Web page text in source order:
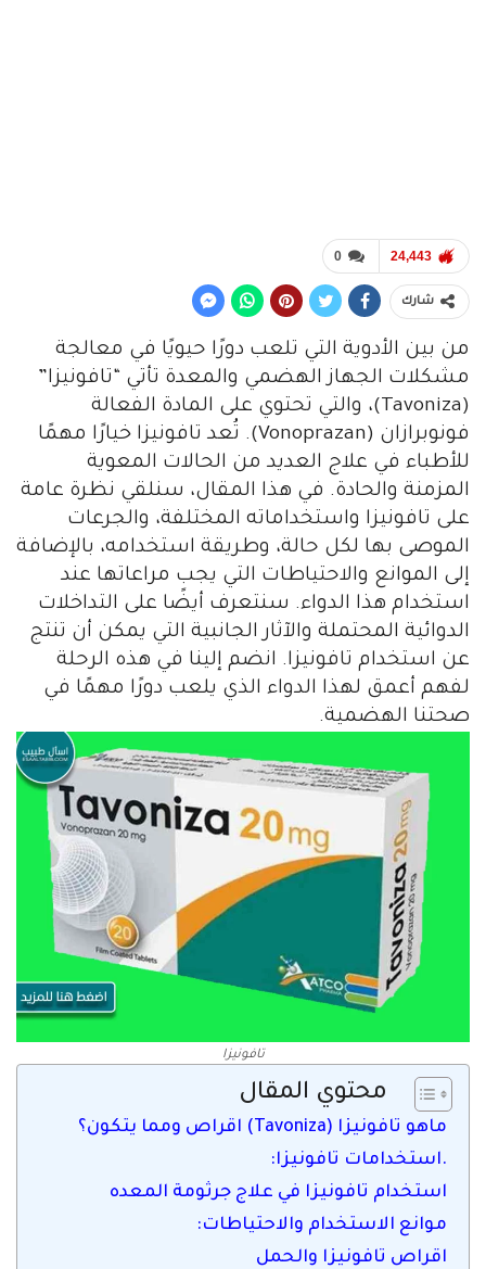
0 24,443
شارك
من بين الأدوية التي تلعب دورًا حيويًا في معالجة
مشكلات الجهاز الهضمي والمعدة تأتي “تافونيزا”
(Tavoniza)، والتي تحتوي على المادة الفعالة
فونوبرازان (Vonoprazan). تُعد تافونيزا خيارًا مهمًا
للأطباء في علاج العديد من الحالات المعوية
المزمنة والحادة. في هذا المقال، سنلقي نظرة عامة
على تافونيزا واستخداماته المختلفة، والجرعات
الموصى بها لكل حالة، وطريقة استخدامه، بالإضافة
إلى الموانع والاحتياطات التي يجب مراعاتها عند
استخدام هذا الدواء. سنتعرف أيضًا على التداخلات
الدوائية المحتملة والآثار الجانبية التي يمكن أن تنتج
عن استخدام تافونيزا. انضم إلينا في هذه الرحلة
لفهم أعمق لهذا الدواء الذي يلعب دورًا مهمًا في
صحتنا الهضمية.
تافونيزا
محتوي المقال
ماهو تافونيزا (Tavoniza) اقراص ومما يتكون؟
.استخدامات تافونيزا:
استخدام تافونيزا في علاج جرثومة المعده
موانع الاستخدام والاحتياطات:
اقراص تافونيزا والحمل